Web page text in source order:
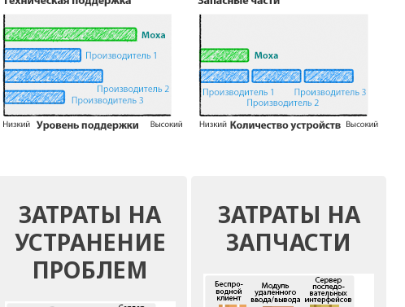
ЗАТРАТЫ НА
УСТРАНЕНИЕ
ПРОБЛЕМ
ЗАТРАТЫ НА
ЗАПЧАСТИ